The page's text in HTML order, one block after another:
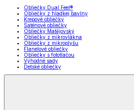
Obliečky Dual Feel®
Obliečky z hladkej bavlny
Krepové obliečky
Saténové obliečky
Obliečky Matějovský
Obliečky z mikrovlákna
Obliečky z mikroplyšu
Flanelové obliečky
Obliečky s fototlačou
Výhodné sady
Detské obliečky